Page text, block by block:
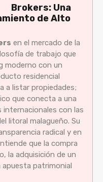
Brokers: Una
de Alto
en el mercado de la
de trabajo que
moderno con un
residencial
a listar propiedades;
que conecta a una
internacionales con las
litoral malagueño. Su
radical y en
que la compra
la adquisición de un
apuesta patrimonial